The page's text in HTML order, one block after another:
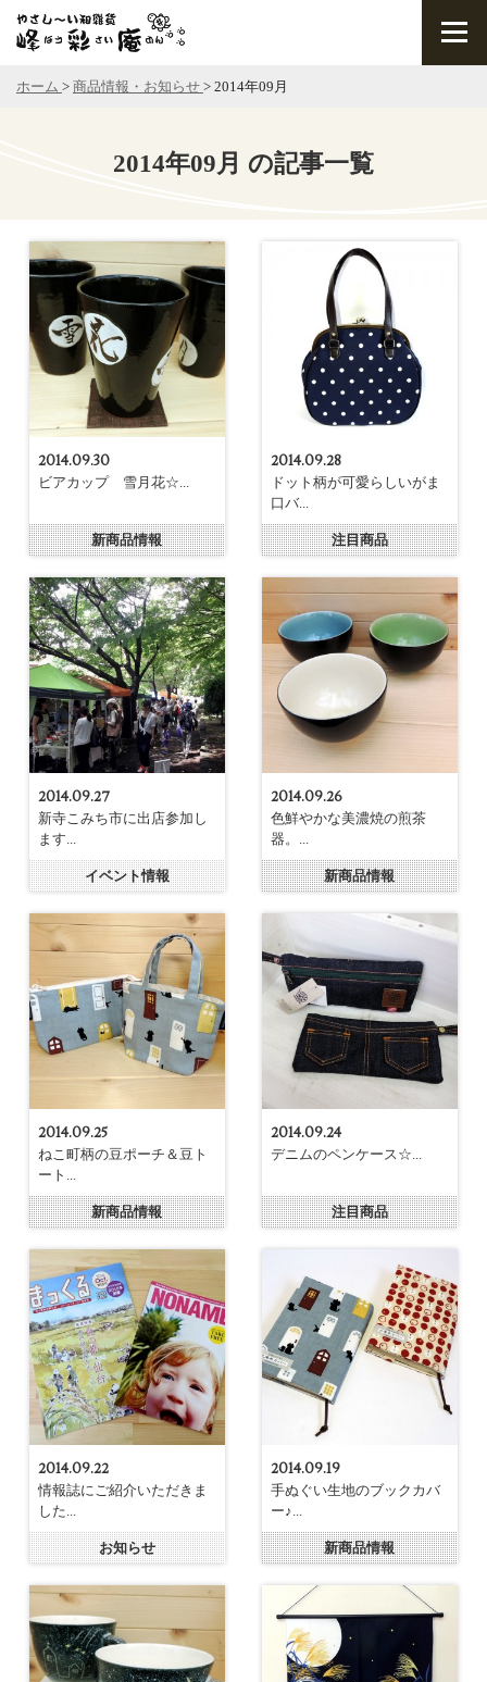
ホーム > 商品情報・お知らせ > 2014年09月
2014年09月 の記事一覧
2014.09.30
ビアカップ 雪月花☆...
新商品情報
2014.09.28
ドット柄が可愛らしいがま
口バ...
注目商品
2014.09.27
新寺こみち市に出店参加し
ます...
イベント情報
2014.09.26
色鮮やかな美濃焼の煎茶
器。...
新商品情報
2014.09.25
ねこ町柄の豆ポーチ＆豆ト
ート...
新商品情報
2014.09.24
デニムのペンケース☆...
注目商品
2014.09.22
情報誌にご紹介いただきま
した...
お知らせ
2014.09.19
手ぬぐい生地のブックカバ
ー♪...
新商品情報